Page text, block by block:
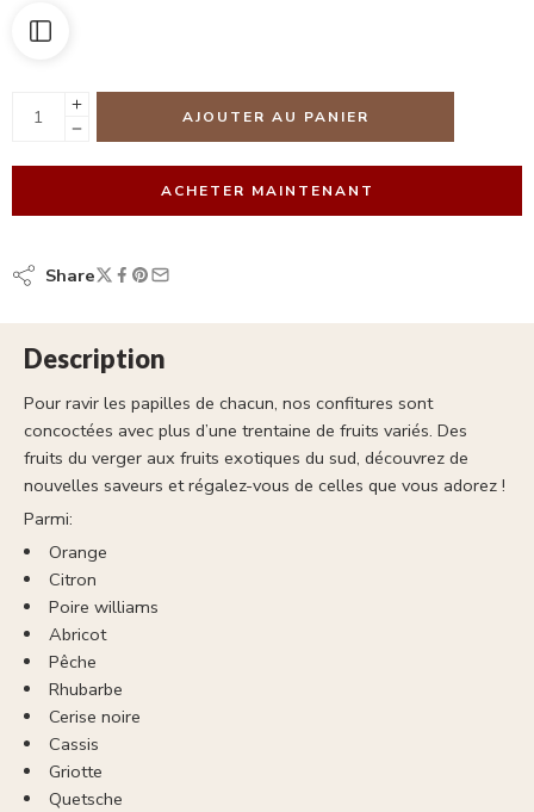
AJOUTER AU PANIER
ACHETER MAINTENANT
Share
Description
Pour ravir les papilles de chacun, nos confitures sont
concoctées avec plus d’une trentaine de fruits variés. Des
fruits du verger aux fruits exotiques du sud, découvrez de
nouvelles saveurs et régalez-vous de celles que vous adorez !
Parmi:
Orange
Citron
Poire williams
Abricot
Pêche
Rhubarbe
Cerise noire
Cassis
Griotte
Quetsche